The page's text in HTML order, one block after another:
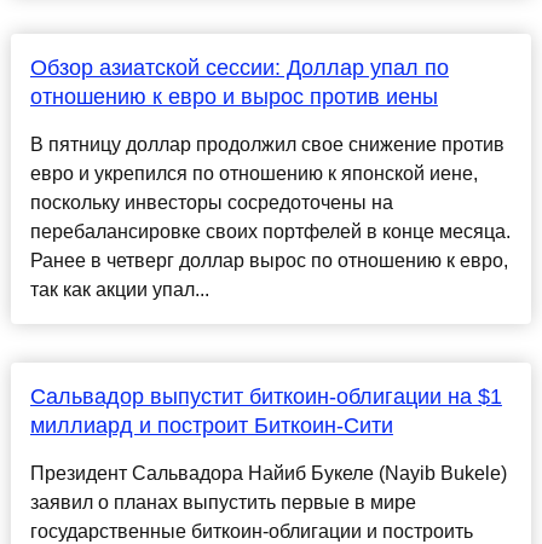
Обзор азиатской сессии: Доллар упал по
отношению к евро и вырос против иены
В пятницу доллар продолжил свое снижение против
евро и укрепился по отношению к японской иене,
поскольку инвесторы сосредоточены на
перебалансировке своих портфелей в конце месяца.
Ранее в четверг доллар вырос по отношению к евро,
так как акции упал...
Сальвадор выпустит биткоин-облигации на $1
миллиард и построит Биткоин-Сити
Президент Сальвадора Найиб Букеле (Nayib Bukele)
заявил о планах выпустить первые в мире
государственные биткоин-облигации и построить